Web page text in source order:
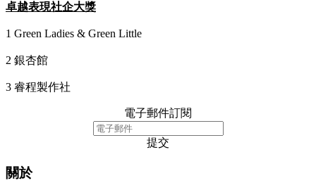
卓越表現社企大獎
1 Green Ladies & Green Little
2 銀杏館
3 睿程製作社
電子郵件訂閱
提交
關於